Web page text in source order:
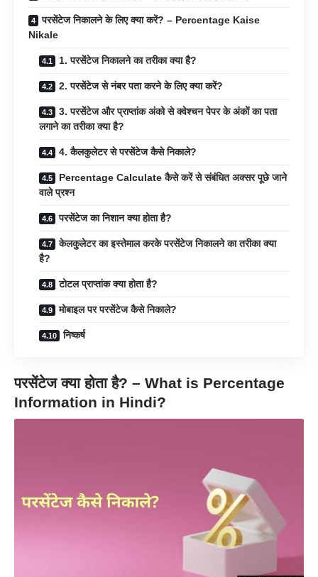
परसेंटेज निकालने के लिए क्या करें? – Percentage Kaise
Nikale
1. परसेंटेज निकालने का तरीका क्या है?
2. परसेंटेज से नंबर पता करने के लिए क्या करें?
3. परसेंटेज और प्राप्तांक अंको से क्वेश्चन पेपर के अंकों का पता
लगाने का तरीका क्या है?
4. कैलकुलेटर से परसेंटेज कैसे निकाले?
Percentage Calculate कैसे करें से संबंधित अक्सर पूछे जाने
वाले प्रश्न
परसेंटेज का निशान क्या होता है?
केलकुलेटर का इस्तेमाल करके परसेंटेज निकालने का तरीका क्या
है?
टोटल प्राप्तांक क्या होता है?
मोबाइल पर परसेंटेज कैसे निकाले?
निष्कर्ष
परसेंटेज क्या होता है? – What is Percentage
Information in Hindi?